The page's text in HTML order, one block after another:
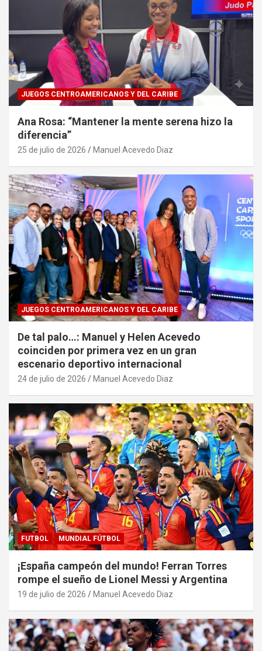
JUEGOS CENTROAMERICANOS Y DEL CARIBE
Ana Rosa: “Mantener la mente serena hizo la
diferencia”
25 de julio de 2026 Manuel Acevedo Diaz
JUEGOS CENTROAMERICANOS Y DEL CARIBE
De tal palo…: Manuel y Helen Acevedo
coinciden por primera vez en un gran
escenario deportivo internacional
24 de julio de 2026 Manuel Acevedo Diaz
FUTBOL MUNDIAL FÚTBOL
¡España campeón del mundo! Ferran Torres
rompe el sueño de Lionel Messi y Argentina
19 de julio de 2026 Manuel Acevedo Diaz